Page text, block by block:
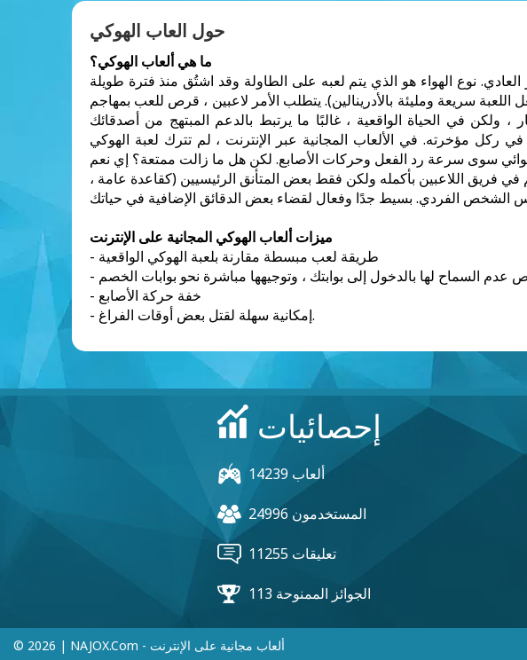
حول العاب الهوكي
ما هي ألعاب الهوكي؟
نوع الهواء هو الذي يتم لعبه على الطاولة وقد اشتُق منذ فترة طويلة
سريعة ومليئة بالأدرينالين). يتطلب الأمر لاعبين ، قرص للعب بمهاجم
في الحياة الواقعية ، غالبًا ما يرتبط بالدعم المبتهج من أصدقائك
مؤخرته. في الألعاب المجانية عبر الإنترنت ، لم تترك لعبة الهوكي
في فريق اللاعبين بأكمله ولكن فقط بعض المتأنق الرئيسيين (كقاعدة عامة ،
ميزات ألعاب الهوكي المجانية على الإنترنت
- طريقة لعب مبسطة مقارنة بلعبة الهوكي الواقعية
عدم السماح لها بالدخول إلى بوابتك ، وتوجيهها مباشرة نحو بوابات الخصم
- خفة حركة الأصابع
- إمكانية سهلة لقتل بعض أوقات الفراغ.
إحصائيات
14239 ألعاب
24996 المستخدمون
11255 تعليقات
113 الجوائز الممنوحة
© 2026 | NAJOX.com - ألعاب مجانية على الإنترنت